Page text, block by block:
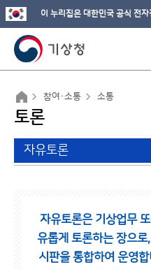
이 누리집은 대한민국 공식 전
참여·소통 소통
토론
자유토론
자유토론은 기상업무
유롭게 토론하는 장으로,
시판을 통합하여 운영